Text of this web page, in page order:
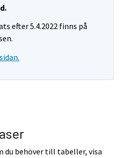
efter 5.4.2022 finns på
du behöver till tabeller, visa